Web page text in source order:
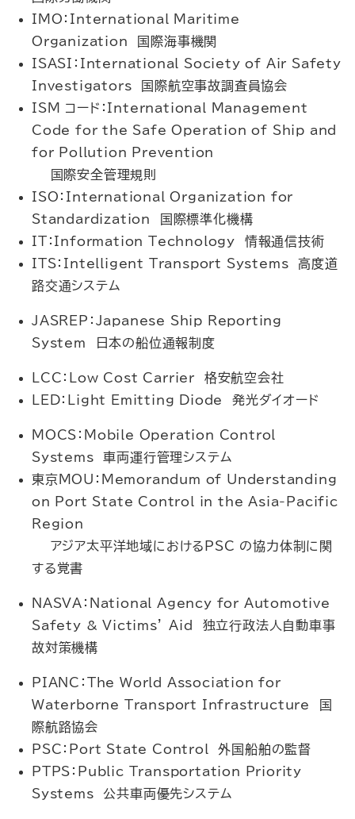
IMO：International Maritime
Organization 国際海事機関
ISASI：International Society of Air Safety
Investigators 国際航空事故調査員協会
ISM コード：International Management
Code for the Safe Operation of Ship and
for Pollution Prevention
国際安全管理規則
ISO：International Organization for
Standardization 国際標準化機構
IT：Information Technology 情報通信技術
ITS：Intelligent Transport Systems 高度道
路交通システム
JASREP：Japanese Ship Reporting
System 日本の船位通報制度
LCC：Low Cost Carrier 格安航空会社
LED：Light Emitting Diode 発光ダイオード
MOCS：Mobile Operation Control
Systems 車両運行管理システム
東京MOU：Memorandum of Understanding
on Port State Control in the Asia-Pacific
Region
アジア太平洋地域におけるPSC の協力体制に関
する覚書
NASVA：National Agency for Automotive
Safety & Victims’ Aid 独立行政法人自動車事
故対策機構
PIANC：The World Association for
Waterborne Transport Infrastructure 国
際航路協会
PSC：Port State Control 外国船舶の監督
PTPS：Public Transportation Priority
Systems 公共車両優先システム